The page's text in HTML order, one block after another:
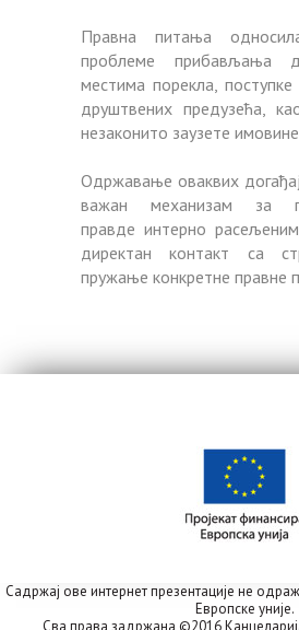
Правна питања
проблеме прибављања
местима порекла, поступке
друштвених предузећа,
незаконито заузете
Одржавање оваквих
важан механизам за
правде интерно
директан контакт са
пружање конкретне правне
Садржај ове интернет презентације не
Европске уније.
Сва права задржана ©2016